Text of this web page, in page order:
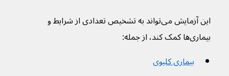
این آزمایش می‌تواند به تشخیص تعدادی از شرایط و
بیماری‌ها کمک کند، از جمله:
بیماری کلیوی